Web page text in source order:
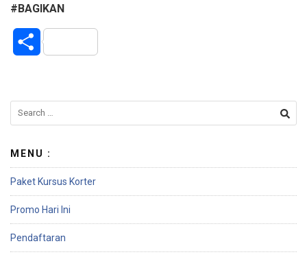
#BAGIKAN
S
r
e
MENU :
Paket Kursus Korter
Promo Hari Ini
Pendaftaran